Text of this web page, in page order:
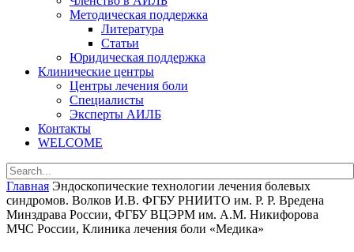
Методическая поддержка
Литература
Статьи
Юридическая поддержка
Клинические центры
Центры лечения боли
Специалисты
Эксперты АИЛБ
Контакты
WELCOME
Главная Эндоскопические технологии лечения болевых
синдромов. Волков И.В. ФГБУ РНИИТО им. Р. Р. Вредена
Минздрава России, ФГБУ ВЦЭРМ им. А.М. Никифорова
МЧС России, Клиника лечения боли «Медика»